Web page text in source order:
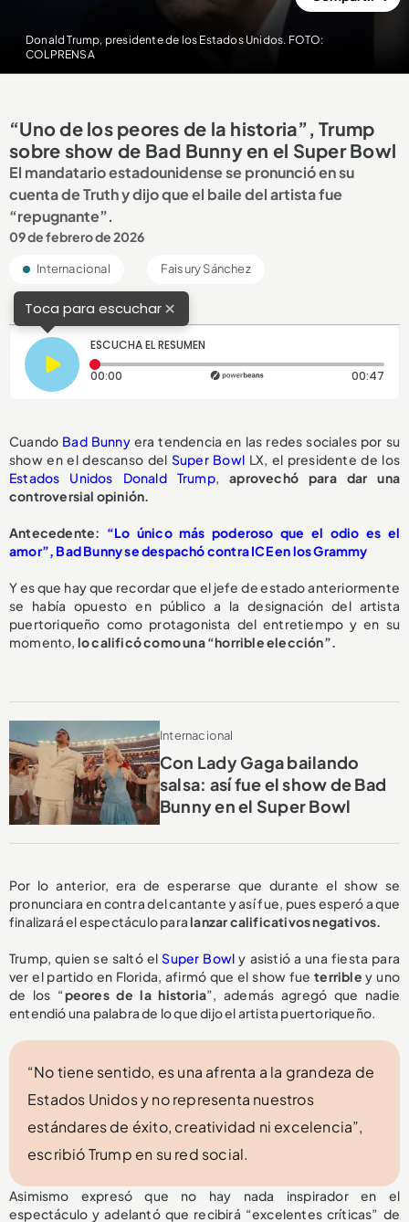
Donald Trump, presidente de los Estados Unidos. FOTO:
COLPRENSA
“Uno de los peores de la historia”, Trump
sobre show de Bad Bunny en el Super Bowl
El mandatario estadounidense se pronunció en su
cuenta de Truth y dijo que el baile del artista fue
“repugnante”.
09 de febrero de 2026
Internacional Faisury Sánchez
Toca para escuchar×
ESCUCHA EL RESUMEN
00:00 Tiempo transcurrido: 0 segundos 00:47
Cuando Bad Bunny era tendencia en las redes sociales por su
show en el descanso del Super Bowl LX, el presidente de los
Estados Unidos
Donald Trump,aprovechó para dar una
controversial opinión.
Antecedente: “Lo único más poderoso que el odio es el
amor”, Bad Bunny se despachó contra ICE en los Grammy
Y es que hay que recordar que el jefe de estado anteriormente
se había opuesto en público a la designación del artista
puertoriqueño como protagonista del entretiempo y en su
momento, lo calificó como una “horrible elección”.
Internacional
Con Lady Gaga bailando
salsa: así fue el show de Bad
Bunny en el Super Bowl
Por lo anterior, era de esperarse que durante el show se
pronunciara en contra del cantante y así fue, pues esperó a que
finalizará el espectáculo paralanzar calificativos negativos.
Trump, quien se saltó elSuper Bowly asistió a una fiesta para
ver el partido en Florida, afirmó que el show fueterribley uno
de los “peores de la historia”, además agregó que nadie
entendió una palabra de lo que dijo el artista puertoriqueño.
“No tiene sentido, es una afrenta a la grandeza de
Estados Unidos y no representa nuestros
estándares de éxito, creatividad ni excelencia”,
escribió Trump en su red social.
Asimismo expresó que no hay nada inspirador en el
espectáculo y adelantó que recibirá “excelentes críticas” de